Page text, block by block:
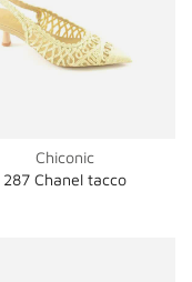
Chiconic
287 Chanel tacco